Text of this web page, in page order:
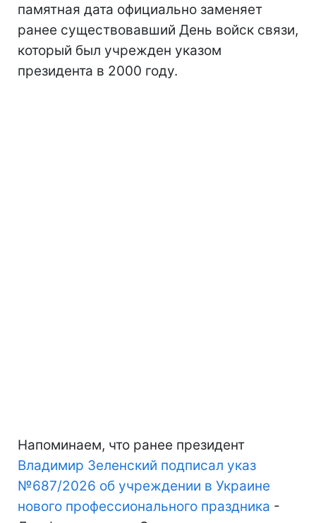
памятная дата официально заменяет
ранее существовавший День войск связи,
который был учрежден указом
президента в 2000 году.
Напоминаем, что ранее президент
Владимир Зеленский подписал указ
№687/2026 об учреждении в Украине
нового профессионального праздника -